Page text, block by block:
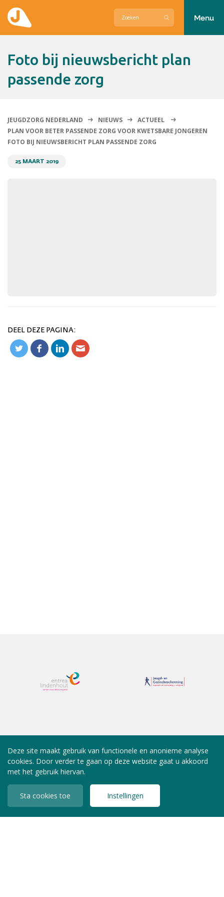
Hier zetten wij ons voor in
Contact
Menu
foto bij nieuwsbericht plan
passende zorg
JEUGDZORG NEDERLAND NIEUWS
ACTUEEL
PLAN VOOR BETER PASSENDE ZORG VOOR KWETSBARE JONGEREN
FOTO BIJ NIEUWSBERICHT PLAN PASSENDE ZORG
25 MAART 2019
DEEL DEZE PAGINA:
Deze site maakt gebruik van functionele en anonieme analyse
cookies. Door verder te gaan op deze website gaat u akkoord
met het gebruik hiervan.
Sta cookies toe Instellingen